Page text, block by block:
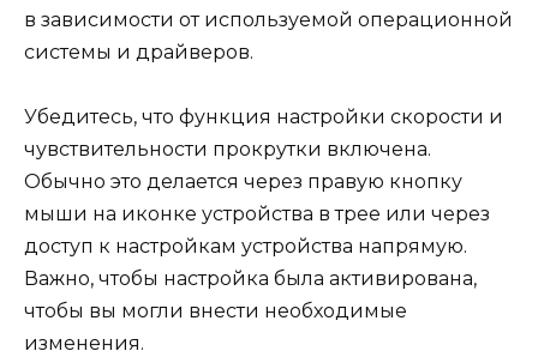
в зависимости от используемой операционной
системы и драйверов.
Убедитесь, что функция настройки скорости и
чувствительности прокрутки включена.
Обычно это делается через правую кнопку
мыши на иконке устройства в трее или через
доступ к настройкам устройства напрямую.
Важно, чтобы настройка была активирована,
чтобы вы могли внести необходимые
изменения.